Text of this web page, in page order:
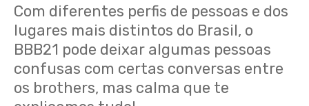
Com diferentes perfis de pessoas e dos
lugares mais distintos do Brasil, o
BBB21 pode deixar algumas pessoas
confusas com certas conversas entre
os brothers, mas calma que te